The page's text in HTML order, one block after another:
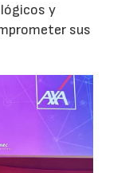
y
sus